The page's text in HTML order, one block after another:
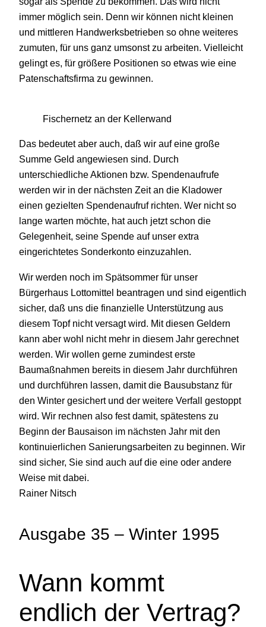
immer möglich sein. Denn wir können nicht kleinen
und mittleren Handwerksbetrieben so ohne weiteres
zumuten, für uns ganz umsonst zu arbeiten. Vielleicht
gelingt es, für größere Positionen so etwas wie eine
Patenschaftsfirma zu gewinnen.
Fischernetz an der Kellerwand
Das bedeutet aber auch, daß wir auf eine große
Summe Geld angewiesen sind. Durch
unterschiedliche Aktionen bzw. Spendenaufrufe
werden wir in der nächsten Zeit an die Kladower
einen gezielten Spendenaufruf richten. Wer nicht so
lange warten möchte, hat auch jetzt schon die
Gelegenheit, seine Spende auf unser extra
eingerichtetes Sonderkonto einzuzahlen.
Wir werden noch im Spätsommer für unser
Bürgerhaus Lottomittel beantragen und sind eigentlich
sicher, daß uns die finanzielle Unterstützung aus
diesem Topf nicht versagt wird. Mit diesen Geldern
kann aber wohl nicht mehr in diesem Jahr gerechnet
werden. Wir wollen gerne zumindest erste
Baumaßnahmen bereits in diesem Jahr durchführen
und durchführen lassen, damit die Bausubstanz für
den Winter gesichert und der weitere Verfall gestoppt
wird. Wir rechnen also fest damit, spätestens zu
Beginn der Bausaison im nächsten Jahr mit den
kontinuierlichen Sanierungsarbeiten zu beginnen. Wir
sind sicher, Sie sind auch auf die eine oder andere
Weise mit dabei.
Rainer Nitsch
Ausgabe 35 – Winter 1995
Wann kommt
endlich der Vertrag?